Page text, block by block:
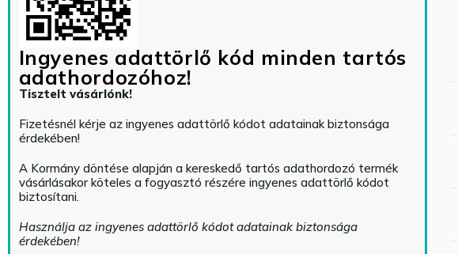
Ingyenes adattörlő kód minden tartós
adathordozóhoz!
Tisztelt vásárlónk!
Fizetésnél kérje az ingyenes adattörlő kódot adatainak biztonsága
érdekében!
A Kormány döntése alapján a kereskedő tartós adathordozó termék
vásárlásakor köteles a fogyasztó részére ingyenes adattörlő kódot
biztosítani.
Használja az ingyenes adattörlő kódot adatainak biztonsága
érdekében!